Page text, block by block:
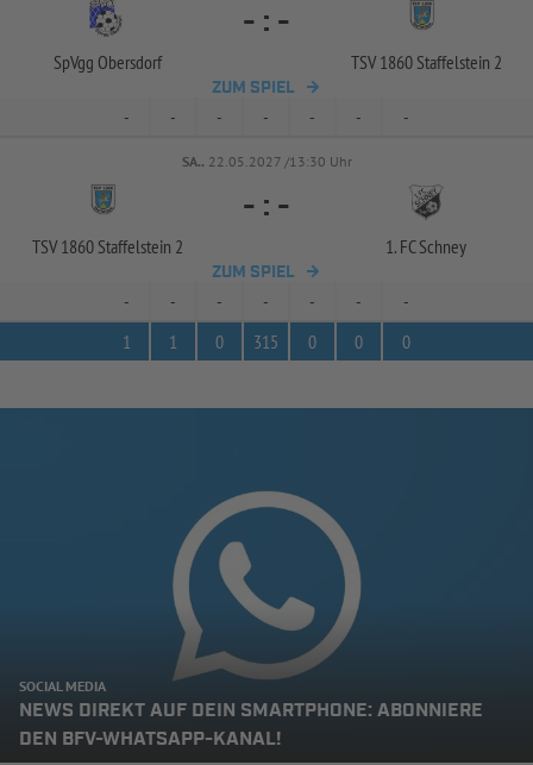
SpVgg Obersdorf
- : -
TSV 1860 Staffelstein 2
ZUM SPIEL
- - - - - - -
SA.. 22.05.2027 /13:30 Uhr
TSV 1860 Staffelstein 2
- : -
1. FC Schney
ZUM SPIEL
- - - - - -
-
1
1 0 315 0 0 0
SOCIAL MEDIA
NEWS DIREKT AUF DEIN SMARTPHONE: ABONNIERE
DEN BFV-WHATSAPP-KANAL!